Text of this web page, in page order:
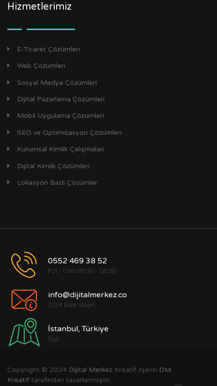
Hizmetlerimiz
E-Ticaret Çözümleri
Web Çözümleri
Sosyal Medya Çözümleri
Dijital Pazarlama Çözümleri
Mobil Uygulama Çözümleri
SEO ve Optimizasyon Çözümleri
Kurumsal Kimlik Çalışmaları
Dijital Kimlik Çözümleri
Lokasyon Bazlı Çözümler
0552 469 38 52
Pzt - Cmt 09.00 - 18.00
info@dijitalmerkez.co
7/24 Bize ulaşın
İstanbul, Türkiye
Şişli
Copyright © 2024 Dijital Merkez Kreatif Ajansı DM
Kreatif tarafından tasarlanmıştır.